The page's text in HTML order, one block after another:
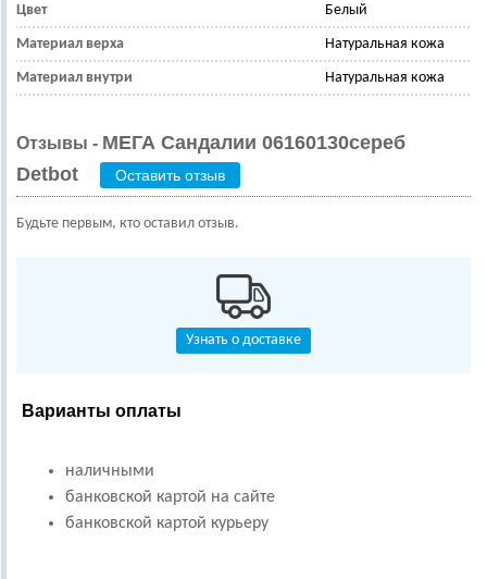
Цвет Белый
Материал верха Натуральная кожа
Материал внутри Натуральная кожа
Отзывы - МЕГА Сандалии 06160130сереб
Detbot
Оставить отзыв
Будьте первым, кто оставил отзыв.
Узнать о доставке
Варианты оплаты
наличными
банковской картой на сайте
банковской картой курьеру